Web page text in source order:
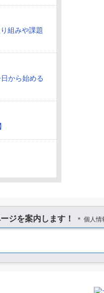
組みや課題
から始める
ジを案内します！ ＊ 個人